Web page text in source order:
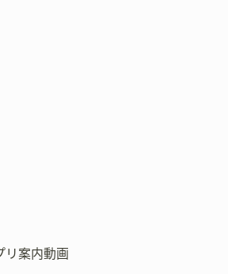
リ案内動画